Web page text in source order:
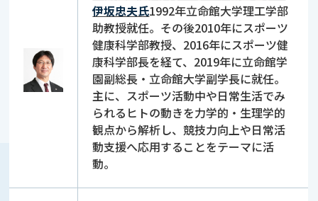
伊坂忠夫氏1992年立命館大学理工学部
助教授就任。その後2010年にスポーツ
健康科学部教授、2016年にスポーツ健
康科学部長を経て、2019年に立命館学
園副総長・立命館大学副学長に就任。
主に、スポーツ活動中や日常生活でみ
られるヒトの動きを力学的・生理学的
観点から解析し、競技力向上や日常活
動支援へ応用することをテーマに活
動。